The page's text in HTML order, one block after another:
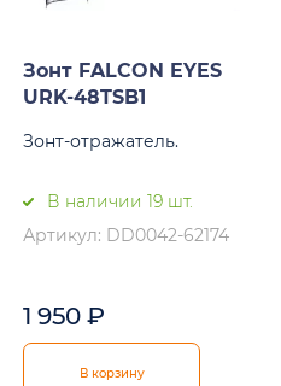
Зонт FALCON EYES
URK-48TSB1
Зонт-отражатель.
В наличии 19 шт.
Артикул: DD0042-62174
1 950 ₽
В корзину